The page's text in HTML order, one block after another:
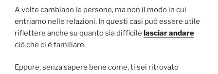
A volte cambiano le persone, ma non il modo in cui
entriamo nelle relazioni. In questi casi può essere utile
riflettere anche su quanto sia difficile lasciar andare
ciò che ci è familiare.
Eppure, senza sapere bene come, ti sei ritrovato